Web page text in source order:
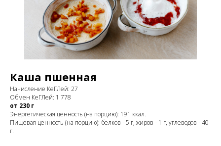
Каша пшенная
Начисление КеГЛей: 27
Обмен КеГЛей: 1 778
от 230 г
Энергетическая ценность (на порцию): 191 ккал.
Пищевая ценность (на порцию): белков - 5 г, жиров - 1 г, углеводов - 40
г.